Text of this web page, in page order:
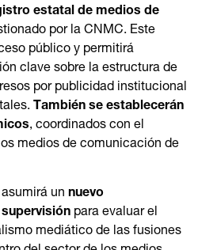
estatal de medios de
por la CNMC. Este
público y permitirá
clave sobre la estructura de
por publicidad institucional
También se establecerán
, coordinados con el
medios de comunicación de
un nuevo
para evaluar el
mediático de las fusiones